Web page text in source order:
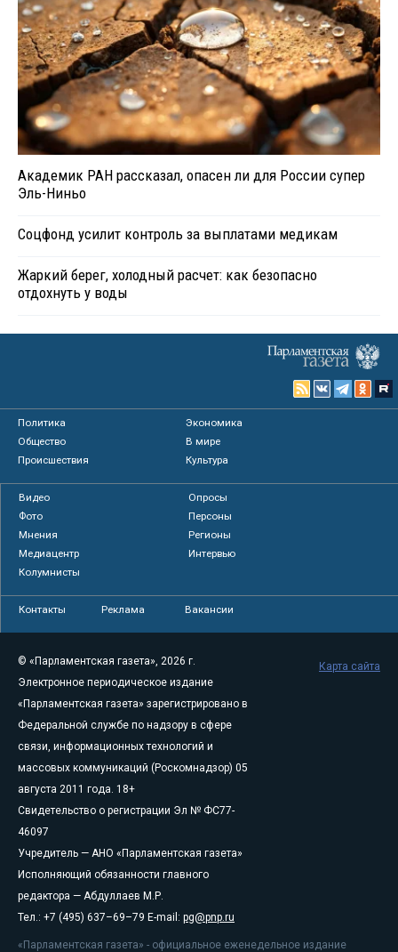
Академик РАН рассказал, опасен ли для России супер
Эль-Ниньо
Соцфонд усилит контроль за выплатами медикам
Жаркий берег, холодный расчет: как безопасно
отдохнуть у воды
Политика
Экономика
Общество
В мире
Происшествия
Культура
Видео
Опросы
Фото
Персоны
Мнения
Регионы
Медиацентр
Интервью
Колумнисты
Контакты Реклама Вакансии
© «Парламентская газета», 2026 г.
Электронное периодическое издание
«Парламентская газета» зарегистрировано в
Федеральной службе по надзору в сфере
связи, информационных технологий и
массовых коммуникаций (Роскомнадзор) 05
августа 2011 года. 18+
Свидетельство о регистрации Эл № ФС77-
46097
Учредитель — АНО «Парламентская газета»
Исполняющий обязанности главного
редактора — Абдуллаев М.Р.
Тел.: +7 (495) 637–69–79 E-mail: pg@pnp.ru
«Парламентская газета» - официальное еженедельное издание
Карта сайта